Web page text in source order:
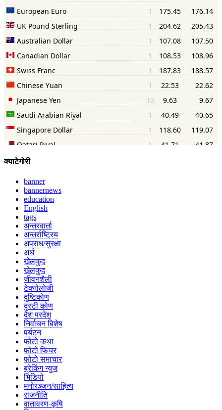
क्याटेगोरी
banner
bannernews
education
English
tags
अन्तरवार्ता
अन्तर्राष्ट्रिय
अपराध/सुरक्षा
अर्थ
खेलकुद
खेलकुद
जीवनशैली
टेक्नोलोजी
दृष्टिकोण
दृस्टी कोण
देश परदेश
निर्वाचन बिशेष
पर्यटन
फोटो कथा
फोटो फिचर
फोटो समाचार
ब्रेकिंग न्युज
भिडियो
मनोरञ्जन/साहित्य
राजनीति
वातावरण-कृषि